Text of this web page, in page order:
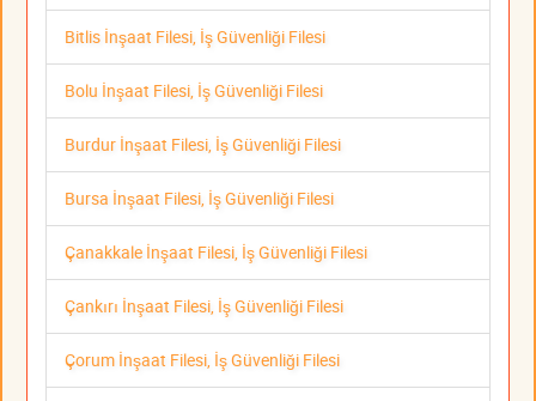
Bitlis İnşaat Filesi, İş Güvenliği Filesi
Bolu İnşaat Filesi, İş Güvenliği Filesi
Burdur İnşaat Filesi, İş Güvenliği Filesi
Bursa İnşaat Filesi, İş Güvenliği Filesi
Çanakkale İnşaat Filesi, İş Güvenliği Filesi
Çankırı İnşaat Filesi, İş Güvenliği Filesi
Çorum İnşaat Filesi, İş Güvenliği Filesi